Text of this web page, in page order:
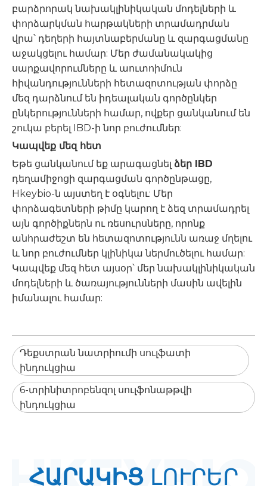
բարձրորակ նախակլինիկական մոդելների և
փորձարկման հարթակների տրամադրման
վրա՝ դեղերի հայտնաբերմանը և զարգացմանը
աջակցելու համար: Մեր ժամանակակից
սարքավորումները և աուտոիմուն
հիվանդությունների հետազոտության փորձը
մեզ դարձնում են իդեալական գործընկեր
ընկերությունների համար, ովքեր ցանկանում են
շուկա բերել IBD-ի նոր բուժումներ:
Կապվեք մեզ հետ
Եթե ​​ցանկանում եք արագացնել ձեր IBD
դեղամիջոցի զարգացման գործընթացը,
Hkeybio-ն այստեղ է օգնելու: Մեր
փորձագետների թիմը կարող է ձեզ տրամադրել
այն գործիքներն ու ռեսուրսները, որոնք
անհրաժեշտ են հետազոտությունն առաջ մղելու
և նոր բուժումներ կլինիկա ներմուծելու համար:
Կապվեք մեզ հետ այսօր՝ մեր նախակլինիկական
մոդելների և ծառայությունների մասին ավելին
իմանալու համար:
Դեքստրան նատրիումի սուլֆատի
ինդուկցիա
6-տրինիտրոբենզոլ սուլֆոնաթթվի
ինդուկցիա
ՀԱՐԱԿԻՑ ԼՈՒՐԵՐ